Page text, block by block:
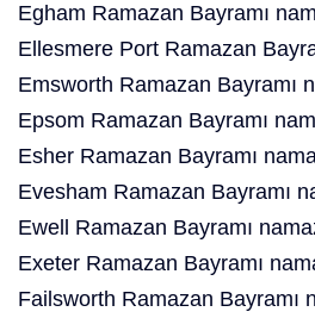
Egham Ramazan Bayramı
Ellesmere Port Ramazan
Emsworth Ramazan Bayramı
Epsom Ramazan Bayramı
Esher Ramazan Bayramı
Evesham Ramazan Bayramı
Ewell Ramazan Bayramı
Exeter Ramazan Bayramı
Failsworth Ramazan Bayramı